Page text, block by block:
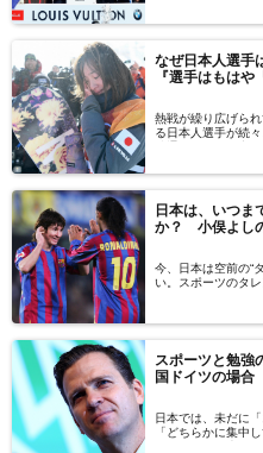
る。そのトロフィ
世界的ブランド、
イ・ヴィトンはな
（文：大塚一樹）
なぜ日本人選手
『選手はもは
熱戦が繰り広げら
る日本人選手が続
ビッグイベントで
ファンに向けて、
か？ 平昌オリンピ
控えている今だか
世子）
日本は、いつま
か？ 小俣よし
今、日本は空前の“
い。スポーツのタ
目指し、才能ある
で行われている。
ステム研究家の小
（取材・文：出川
スポーツと勉強
国ドイツの場合
日本では、未だに
「どちらかに集中